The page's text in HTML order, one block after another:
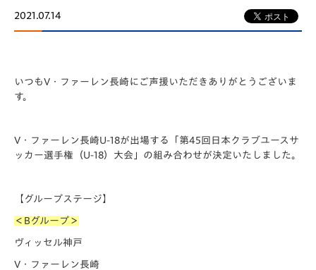
2021.07.14
いつもV・ファーレン長崎にご声援いただきありがとうございま
す。
V・ファーレン長崎U-18が出場する「第45回日本クラブユースサ
ッカー選手権（U-18）大会」の組み合わせが決定いたしました。
【グループステージ】
＜Bグループ＞
ヴィッセル神戸
V・ファーレン長崎